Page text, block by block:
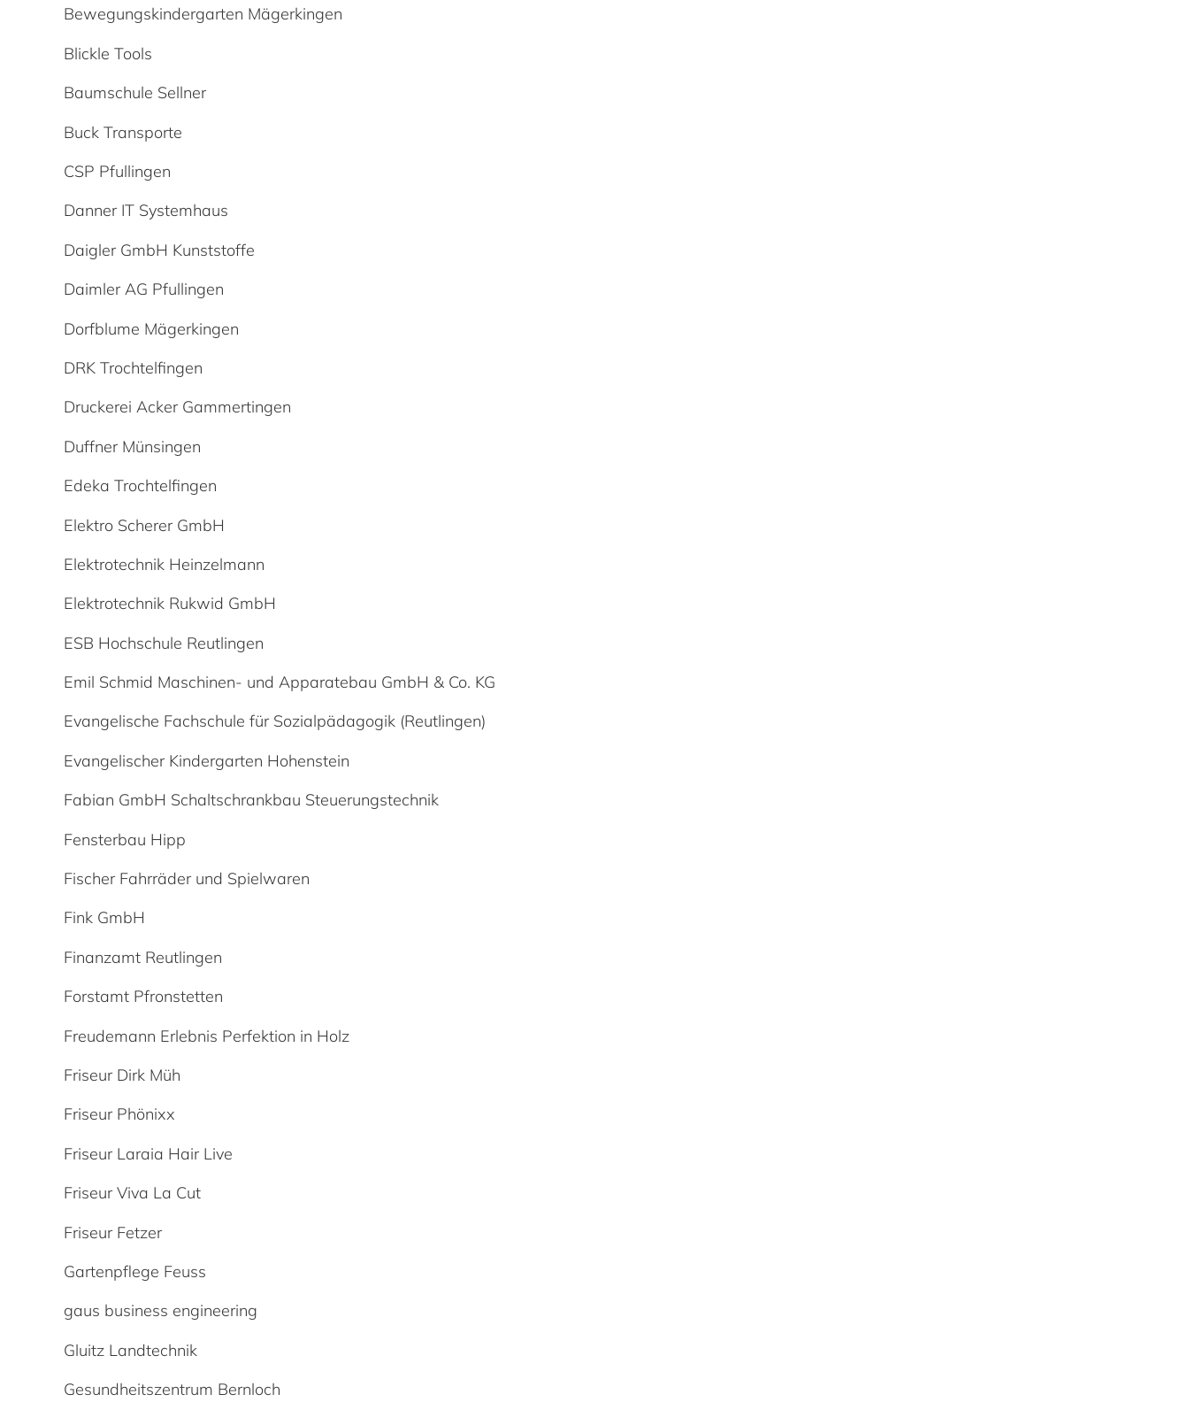
Bewegungskindergarten Mägerkingen
Blickle Tools
Baumschule Sellner
Buck Transporte
CSP Pfullingen
Danner IT Systemhaus
Daigler GmbH Kunststoffe
Daimler AG Pfullingen
Dorfblume Mägerkingen
DRK Trochtelfingen
Druckerei Acker Gammertingen
Duffner Münsingen
Edeka Trochtelfingen
Elektro Scherer GmbH
Elektrotechnik Heinzelmann
Elektrotechnik Rukwid GmbH
ESB Hochschule Reutlingen
Emil Schmid Maschinen- und Apparatebau GmbH & Co. KG
Evangelische Fachschule für Sozialpädagogik (Reutlingen)
Evangelischer Kindergarten Hohenstein
Fabian GmbH Schaltschrankbau Steuerungstechnik
Fensterbau Hipp
Fischer Fahrräder und Spielwaren
Fink GmbH
Finanzamt Reutlingen
Forstamt Pfronstetten
Freudemann Erlebnis Perfektion in Holz
Friseur Dirk Müh
Friseur Phönixx
Friseur Laraia Hair Live
Friseur Viva La Cut
Friseur Fetzer
Gartenpflege Feuss
gaus business engineering
Gluitz Landtechnik
Gesundheitszentrum Bernloch